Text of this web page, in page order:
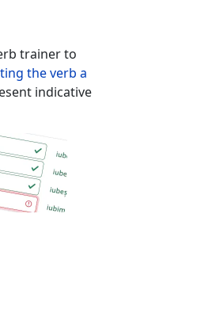
trainer to
the verb a
indicative